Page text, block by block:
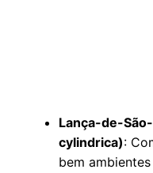
Lança-de-
cylindrica):
bem